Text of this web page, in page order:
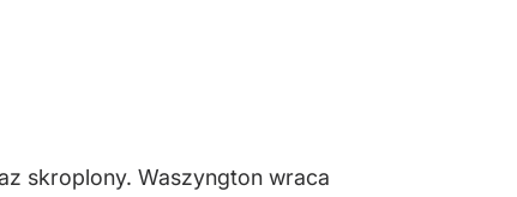
skroplony. Waszyngton wraca